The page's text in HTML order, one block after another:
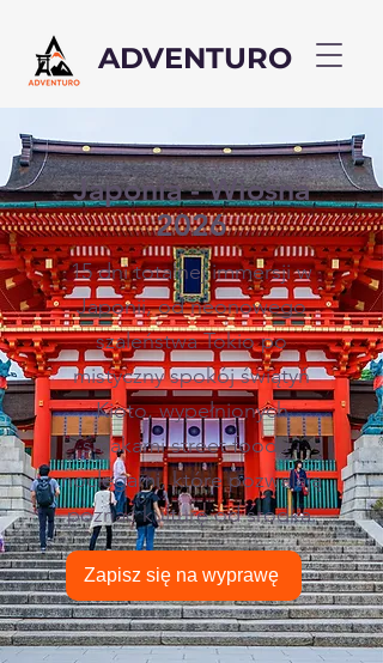
ADVENTURO
Japonia - Wiosna
2026
15 dni totalnej immersji w
Japonii, od neonowego
szaleństwa Tokio po
mistyczny spokój świątyń
Kioto, wypełnionych
smakami street foodu i
noclegami, które pozwalają
poznać kulturę od środka.
Zapisz się na wyprawę